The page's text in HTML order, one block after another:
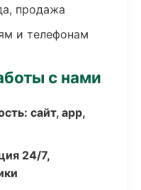
продажа
и телефонам
с нами
сайт, app,
24/7,